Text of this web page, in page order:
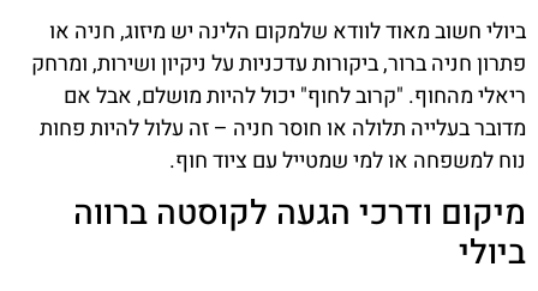
ביולי חשוב מאוד לוודא שלמקום הלינה יש מיזוג, חניה או
פתרון חניה ברור, ביקורות עדכניות על ניקיון ושירות, ומרחק
ריאלי מהחוף. "קרוב לחוף" יכול להיות מושלם, אבל אם
מדובר בעלייה תלולה או חוסר חניה – זה עלול להיות פחות
נוח למשפחה או למי שמטייל עם ציוד חוף.
מיקום ודרכי הגעה לקוסטה ברווה
ביולי